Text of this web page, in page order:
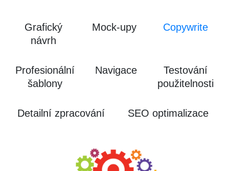
Grafický
návrh
Mock-upy Copywrite
Profesionální
šablony
Navigace
Testování
použitelnosti
Detailní zpracování SEO optimalizace